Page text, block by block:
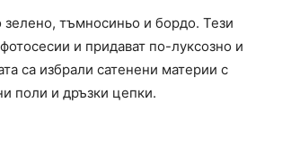
тъмносиньо и бордо. Тези
и придават по-луксозно и
са избрали сатенени материи с
поли и дръзки цепки.